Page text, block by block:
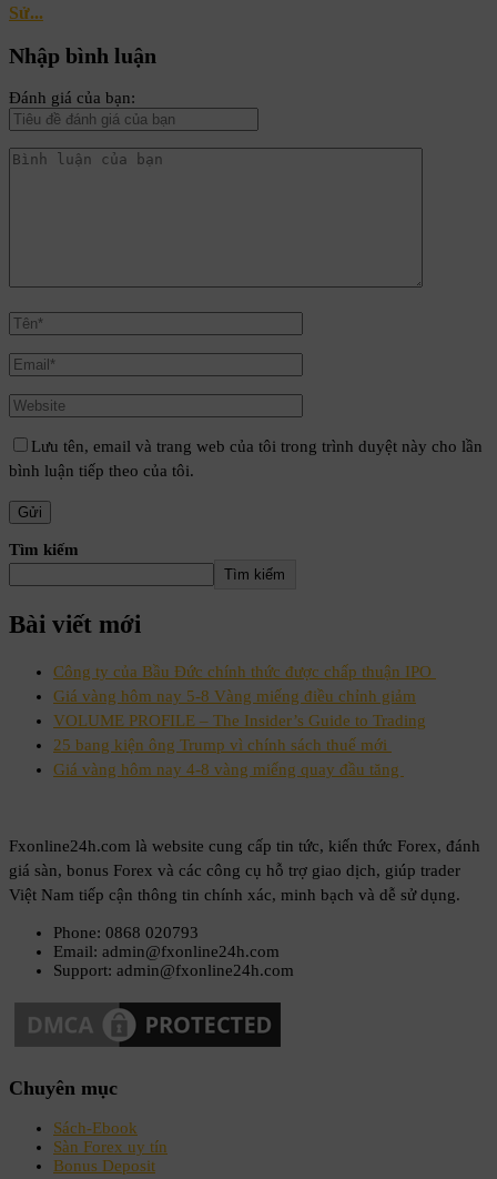
Sử...
Nhập bình luận
Đánh giá của bạn:
Lưu tên, email và trang web của tôi trong trình duyệt này cho lần
bình luận tiếp theo của tôi.
Tìm kiếm
Tìm kiếm
Bài viết mới
Công ty của Bầu Đức chính thức được chấp thuận IPO
Giá vàng hôm nay 5-8 Vàng miếng điều chỉnh giảm
VOLUME PROFILE – The Insider’s Guide to Trading
25 bang kiện ông Trump vì chính sách thuế mới
Giá vàng hôm nay 4-8 vàng miếng quay đầu tăng
Fxonline24h.com là website cung cấp tin tức, kiến thức Forex, đánh
giá sàn, bonus Forex và các công cụ hỗ trợ giao dịch, giúp trader
Việt Nam tiếp cận thông tin chính xác, minh bạch và dễ sử dụng.
Phone: 0868 020793
Email: admin@fxonline24h.com
Support: admin@fxonline24h.com
Chuyên mục
Sách-Ebook
Sàn Forex uy tín
Bonus Deposit